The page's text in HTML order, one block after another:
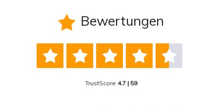
 Bewertungen
    
TrustScore 4.7 | 59